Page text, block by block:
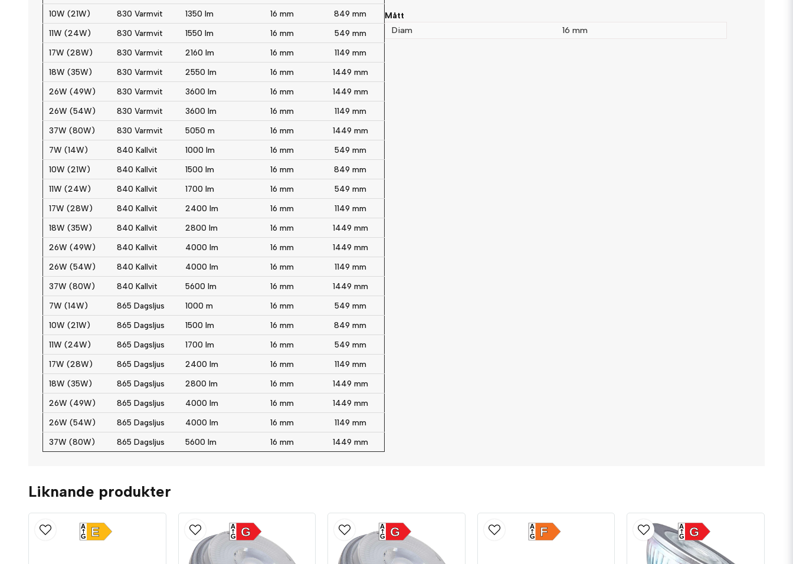
10W (21W) 830 Varmvit 1350 lm 16 mm 849 mm
11W (24W) 830 Varmvit 1550 lm 16 mm 549 mm
17W (28W) 830 Varmvit 2160 lm 16 mm 1149 mm
18W (35W) 830 Varmvit 2550 lm 16 mm 1449 mm
26W (49W) 830 Varmvit 3600 lm 16 mm 1449 mm
26W (54W) 830 Varmvit 3600 lm 16 mm 1149 mm
37W (80W) 830 Varmvit 5050 m 16 mm 1449 mm
7W (14W) 840 Kallvit 1000 lm 16 mm 549 mm
10W (21W) 840 Kallvit 1500 lm 16 mm 849 mm
11W (24W) 840 Kallvit 1700 lm 16 mm 549 mm
17W (28W) 840 Kallvit 2400 lm 16 mm 1149 mm
18W (35W) 840 Kallvit 2800 lm 16 mm 1449 mm
26W (49W) 840 Kallvit 4000 lm 16 mm 1449 mm
26W (54W) 840 Kallvit 4000 lm 16 mm 1149 mm
37W (80W) 840 Kallvit 5600 lm 16 mm 1449 mm
7W (14W) 865 Dagsljus 1000 m 16 mm 549 mm
10W (21W) 865 Dagsljus 1500 lm 16 mm 849 mm
11W (24W) 865 Dagsljus 1700 lm 16 mm 549 mm
17W (28W) 865 Dagsljus 2400 lm 16 mm 1149 mm
18W (35W) 865 Dagsljus 2800 lm 16 mm 1449 mm
26W (49W) 865 Dagsljus 4000 lm 16 mm 1449 mm
26W (54W) 865 Dagsljus 4000 lm 16 mm 1149 mm
37W (80W) 865 Dagsljus 5600 lm 16 mm 1449 mm
Mått
Diam
16 mm
Liknande produkter
E
A
G G
A
G G
A
G F
A
G G
A
G